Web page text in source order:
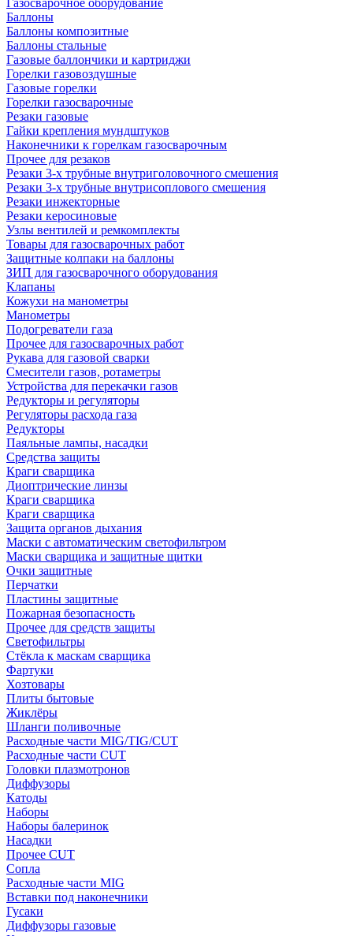
Газосварочное оборудование
Баллоны
Баллоны композитные
Баллоны стальные
Газовые баллончики и картриджи
Горелки газовоздушные
Газовые горелки
Горелки газосварочные
Резаки газовые
Гайки крепления мундштуков
Наконечники к горелкам газосварочным
Прочее для резаков
Резаки 3-х трубные внутриголовочного смешения
Резаки 3-х трубные внутрисоплового смешения
Резаки инжекторные
Резаки керосиновые
Узлы вентилей и ремкомплекты
Товары для газосварочных работ
Защитные колпаки на баллоны
ЗИП для газосварочного оборудования
Клапаны
Кожухи на манометры
Манометры
Подогреватели газа
Прочее для газосварочных работ
Рукава для газовой сварки
Смесители газов, ротаметры
Устройства для перекачки газов
Редукторы и регуляторы
Регуляторы расхода газа
Редукторы
Паяльные лампы, насадки
Средства защиты
Краги сварщика
Диоптрические линзы
Краги сварщика
Краги сварщика
Защита органов дыхания
Маски с автоматическим светофильтром
Маски сварщика и защитные щитки
Очки защитные
Перчатки
Пластины защитные
Пожарная безопасность
Прочее для средств защиты
Светофильтры
Стёкла к маскам сварщика
Фартуки
Хозтовары
Плиты бытовые
Жиклёры
Шланги поливочные
Расходные части MIG/TIG/CUT
Расходные части CUT
Головки плазмотронов
Диффузоры
Катоды
Наборы
Наборы балеринок
Насадки
Прочее CUT
Сопла
Расходные части MIG
Вставки под наконечники
Гусаки
Диффузоры газовые